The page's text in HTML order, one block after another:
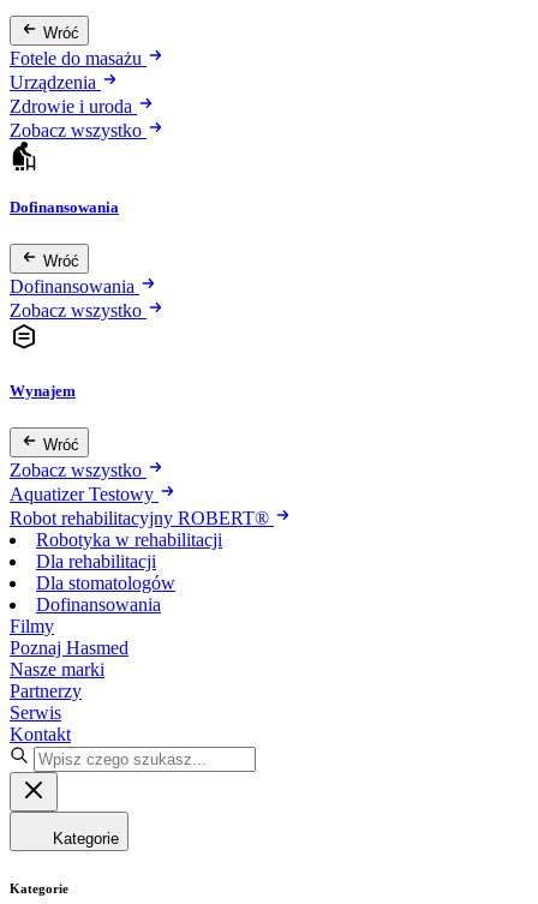
Wróć
Fotele do masażu
Urządzenia
Zdrowie i uroda
Zobacz wszystko
Dofinansowania
Wróć
Dofinansowania
Zobacz wszystko
Wynajem
Wróć
Zobacz wszystko
Aquatizer Testowy
Robot rehabilitacyjny ROBERT®
Robotyka w rehabilitacji
Dla rehabilitacji
Dla stomatologów
Dofinansowania
Filmy
Poznaj Hasmed
Nasze marki
Partnerzy
Serwis
Kontakt
Kategorie
Kategorie